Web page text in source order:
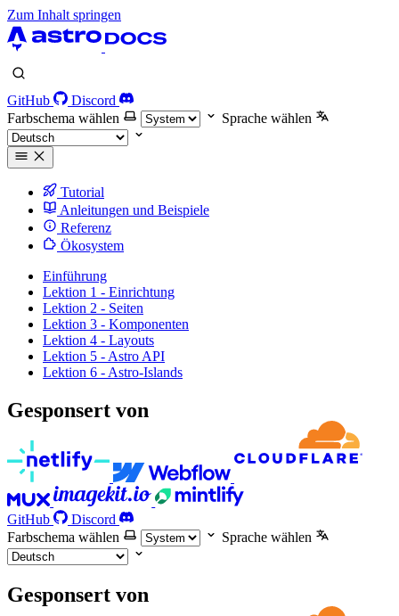
Zum Inhalt springen
GitHub
Discord
Farbschema wählen
Sprache wählen
Tutorial
Anleitungen und Beispiele
Referenz
Ökosystem
Einführung
Lektion 1 - Einrichtung
Lektion 2 - Seiten
Lektion 3 - Komponenten
Lektion 4 - Layouts
Lektion 5 - Astro API
Lektion 6 - Astro-Islands
Gesponsert von
GitHub
Discord
Farbschema wählen
Sprache wählen
Gesponsert von